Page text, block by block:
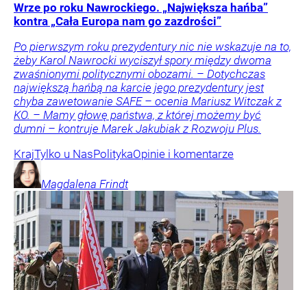
Wrze po roku Nawrockiego. „Największa hańba”
kontra „Cała Europa nam go zazdrości”
Po pierwszym roku prezydentury nic nie wskazuje na to,
żeby Karol Nawrocki wyciszył spory między dwoma
zwaśnionymi politycznymi obozami. – Dotychczas
największą hańbą na karcie jego prezydentury jest
chyba zawetowanie SAFE – ocenia Mariusz Witczak z
KO. – Mamy głowę państwa, z której możemy być
dumni – kontruje Marek Jakubiak z Rozwoju Plus.
KrajTylko u NasPolitykaOpinie i komentarze
Magdalena Frindt